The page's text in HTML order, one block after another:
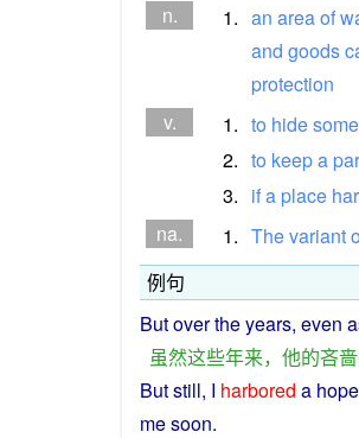
n.
1. an areaof
and goods
protection
v.
1. to hide
2. to keepa
3. ifa place
na.
1. Thevariant
例句
Butover theyears, even
虽然这些年来， 他的吝啬
Butstill, I harbored a hope
me soon.